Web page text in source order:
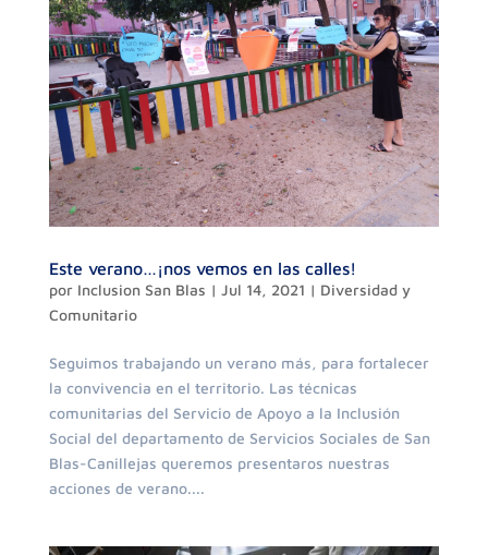
Este verano…¡nos vemos en las calles!
por Inclusion San Blas | Jul 14, 2021 | Diversidad y
Comunitario
Seguimos trabajando un verano más, para fortalecer
la convivencia en el territorio. Las técnicas
comunitarias del Servicio de Apoyo a la Inclusión
Social del departamento de Servicios Sociales de San
Blas-Canillejas queremos presentaros nuestras
acciones de verano....